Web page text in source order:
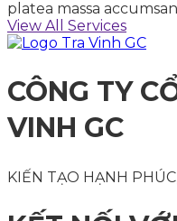
platea massa accumsan
View All Services
CÔNG TY
VINH GC
KIẾN TẠO HẠNH